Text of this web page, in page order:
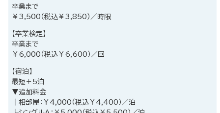
卒業まで
￥3,500（税込￥3,850）／時限
【卒業検定】
卒業まで
￥6,000（税込￥6,600）／回
【宿泊】
最短＋5泊
▼追加料金
├相部屋：￥4,000（税込￥4,400）／泊